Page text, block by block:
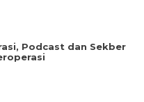
Podcast dan Sekber